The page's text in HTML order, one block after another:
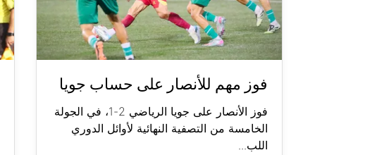
فوز مهم للأنصار على حساب جويا
فوز الأنصار على جويا الرياضي 2-1، في الجولة
الخامسة من التصفية النهائية لأوائل الدوري
اللب...